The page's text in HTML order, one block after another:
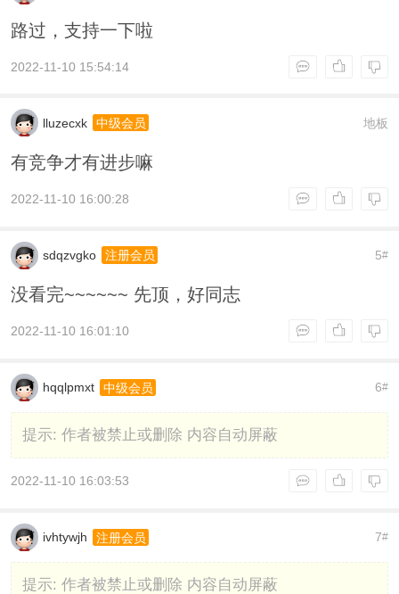
路过，支持一下啦
2022-11-10 15:54:14
地板
lluzecxk 中级会员
有竞争才有进步嘛
2022-11-10 16:00:28
5#
sdqzvgko 注册会员
没看完~~~~~~ 先顶，好同志
2022-11-10 16:01:10
6#
hqqlpmxt 中级会员
提示: 作者被禁止或删除 内容自动屏蔽
2022-11-10 16:03:53
7#
ivhtywjh 注册会员
提示: 作者被禁止或删除 内容自动屏蔽